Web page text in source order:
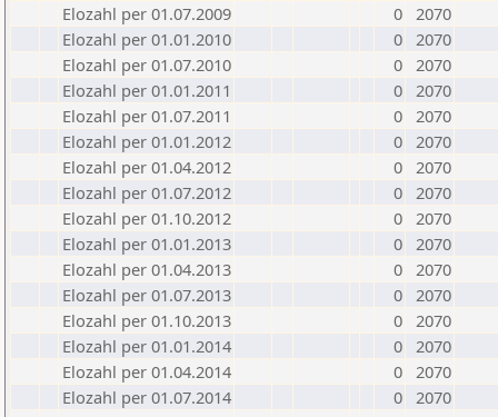
Elozahl per 01.07.2009
0 2070
Elozahl per 01.01.2010
0 2070
Elozahl per 01.07.2010
0 2070
Elozahl per 01.01.2011
0 2070
Elozahl per 01.07.2011
0 2070
Elozahl per 01.01.2012
0 2070
Elozahl per 01.04.2012
0 2070
Elozahl per 01.07.2012
0 2070
Elozahl per 01.10.2012
0 2070
Elozahl per 01.01.2013
0 2070
Elozahl per 01.04.2013
0 2070
Elozahl per 01.07.2013
0 2070
Elozahl per 01.10.2013
0 2070
Elozahl per 01.01.2014
0 2070
Elozahl per 01.04.2014
0 2070
Elozahl per 01.07.2014
0 2070